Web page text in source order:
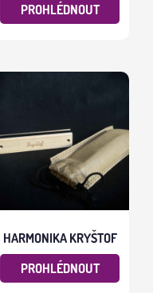
PROHLÉDNOUT
HARMONIKA KRYŠTOF
PROHLÉDNOUT